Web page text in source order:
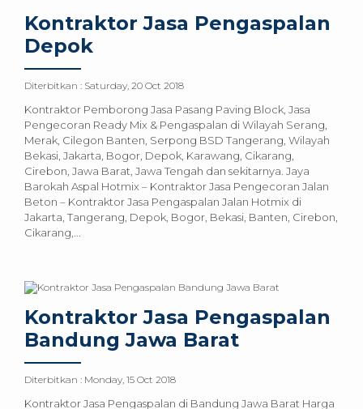
Kontraktor Jasa Pengaspalan
Depok
Diterbitkan : Saturday, 20 Oct 2018
Kontraktor Pemborong Jasa Pasang Paving Block, Jasa
Pengecoran Ready Mix & Pengaspalan di Wilayah Serang,
Merak, Cilegon Banten, Serpong BSD Tangerang, Wilayah
Bekasi, Jakarta, Bogor, Depok, Karawang, Cikarang,
Cirebon, Jawa Barat, Jawa Tengah dan sekitarnya. Jaya
Barokah Aspal Hotmix – Kontraktor Jasa Pengecoran Jalan
Beton – Kontraktor Jasa Pengaspalan Jalan Hotmix di
Jakarta, Tangerang, Depok, Bogor, Bekasi, Banten, Cirebon,
Cikarang,...
Kontraktor Jasa Pengaspalan
Bandung Jawa Barat
Diterbitkan : Monday, 15 Oct 2018
Kontraktor Jasa Pengaspalan di Bandung Jawa Barat Harga